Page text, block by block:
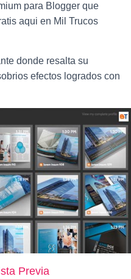
Ó
para Blogger que
aqui en Mil Trucos
donde resalta su
efectos logrados con
Previa